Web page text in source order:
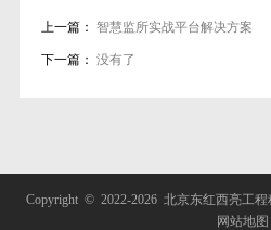
上一篇： 智慧监所实战平台解决方案
下一篇： 没有了
Copyright © 2022-2026 北京东红西亮工程
网站地图